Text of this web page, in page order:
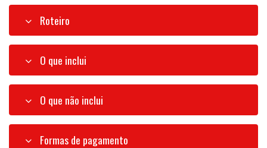
Roteiro
O que inclui
O que não inclui
Formas de pagamento